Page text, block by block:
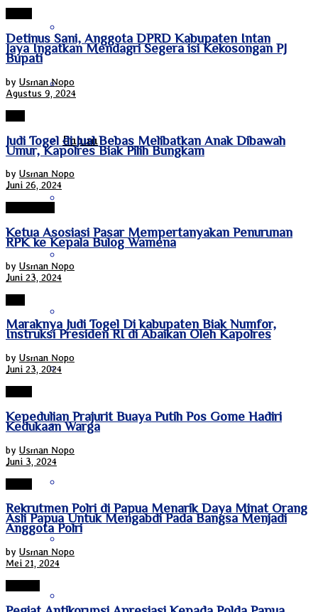
Nusa Tenggara Timur
Papua
Papua Pegunungan
Papua Tengah
Riau
Sulawesi Selatan
Detinus Sani, Anggota DPRD Kabupaten Intan
Jaya Ingatkan Mendagri Segera isi Kekosongan PJ
Bupati
by Usman Nopo
Agustus 9, 2024
Judi Togel di Jual Bebas Melibatkan Anak Dibawah
Umur, Kapolres Biak Pilih Bungkam
by Usman Nopo
Juni 26, 2024
Ketua Asosiasi Pasar Mempertanyakan Penurunan
RPK ke Kepala Bulog Wamena
by Usman Nopo
Juni 23, 2024
Maraknya Judi Togel Di kabupaten Biak Numfor,
Instruksi Presiden RI di Abaikan Oleh Kapolres
by Usman Nopo
Juni 23, 2024
Kepedulian Prajurit Buaya Putih Pos Gome Hadiri
Kedukaan Warga
by Usman Nopo
Juni 3, 2024
Rekrutmen Polri di Papua Menarik Daya Minat Orang
Asli Papua Untuk Mengabdi Pada Bangsa Menjadi
Anggota Polri
by Usman Nopo
Mei 21, 2024